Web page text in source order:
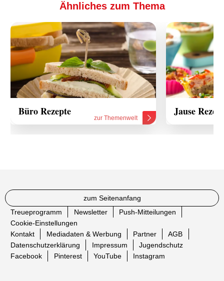
Ähnliches zum Thema
Büro Rezepte
zur Themenwelt
Jause
zum Seitenanfang
Treueprogramm
Newsletter
Push-Mitteilungen
Cookie-Einstellungen
Kontakt
Mediadaten & Werbung Partner
AGB
Datenschutzerklärung
Impressum
Jugendschutz
Facebook
Pinterest YouTube Instagram